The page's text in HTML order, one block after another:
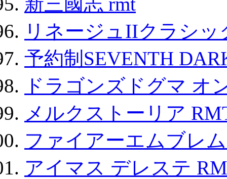
リネージュIIクラシ
予約制SEVENTH
ドラゴンズドグマ オ
メルクストーリア
ファイアーエムブレ
アイマス デレステ